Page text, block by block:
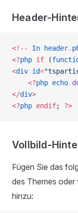
Header-
<!-- In header.
<?php if (
<div id=
    <?
php echo
</div>
<?php endif; ?>
Vollbild-
Fügen Sie das
des Themes oder
hinzu: